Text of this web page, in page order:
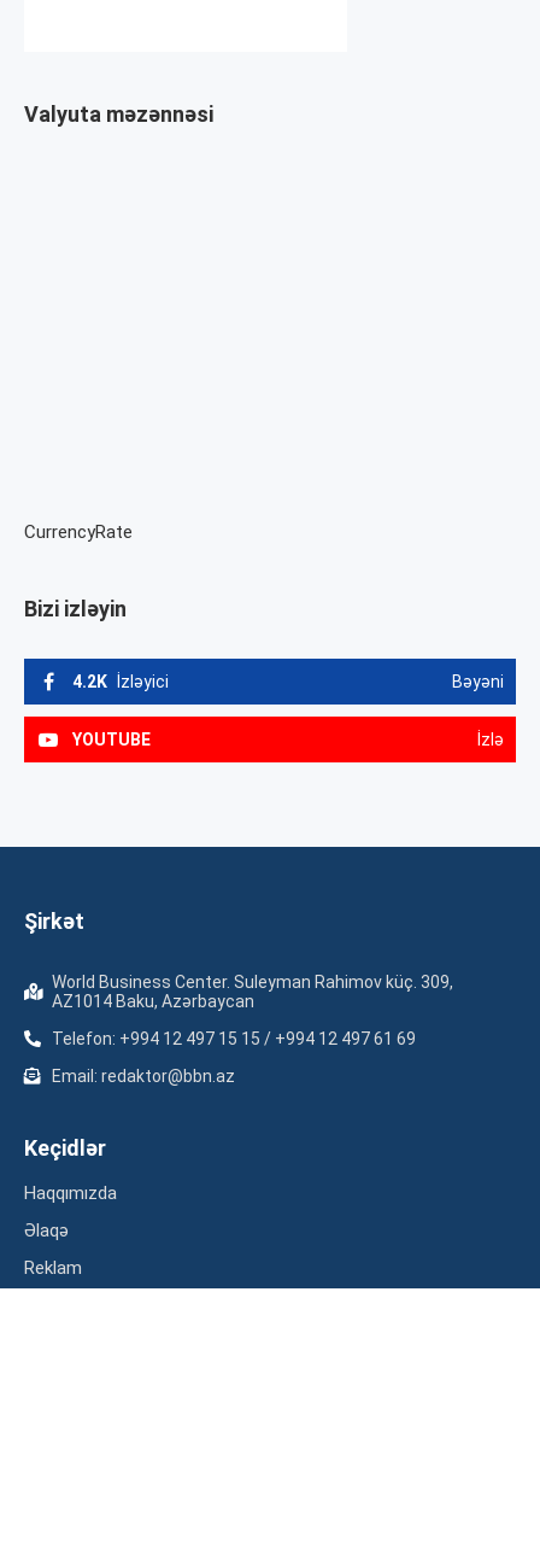
Valyuta məzənnəsi
CurrencyRate
Bizi izləyin
4.2K İzləyici Bəyəni
YOUTUBE İzlə
Şirkət
World Business Center. Suleyman Rahimov küç. 309,
AZ1014 Baku, Azərbaycan
Telefon: +994 12 497 15 15 / +994 12 497 61 69
Email: redaktor@bbn.az
Keçidlər
Haqqımızda
Əlaqə
Reklam